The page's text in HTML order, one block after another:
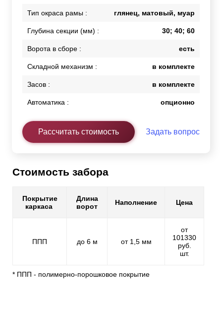
Тип окраса рамы : глянец, матовый, муар
Глубина секции (мм) : 30; 40; 60
Ворота в сборе : есть
Складной механизм : в комплекте
Засов : в комплекте
Автоматика : опционно
Рассчитать стоимость Задать вопрос
Стоимость забора
Покрытие
каркаса
Длина
ворот
Наполнение Цена
ППП до 6 м от 1,5 мм
от
101330
руб.
шт.
* ППП - полимерно-порошковое покрытие